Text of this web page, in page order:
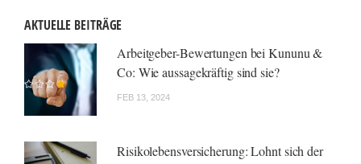
AKTUELLE BEITRÄGE
Arbeitgeber-Bewertungen bei Kununu &
Co: Wie aussagekräftig sind sie?
FEB 13, 2024
Risikolebensversicherung: Lohnt sich der